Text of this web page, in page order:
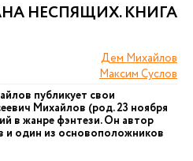
НЕСПЯЩИХ. КНИГА
Дем Михайлов
Максим Суслов
публикует свои
Михайлов (род. 23 ноября
в жанре фэнтези. Он автор
и один из основоположников